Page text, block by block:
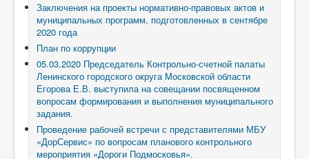
Заключения на проекты нормативно-правовых актов и
муниципальных программ, подготовленных в сентябре
2020 года
План по коррупции
05.03.2020 Председатель Контрольно-счетной палаты
Ленинского городского округа Московской области
Егорова Е.В. выступила на совещании посвященном
вопросам формирования и выполнения муниципального
задания.
Проведение рабочей встречи с представителями МБУ
«ДорСервис» по вопросам планового контрольного
мероприятия «Дороги Подмосковья».